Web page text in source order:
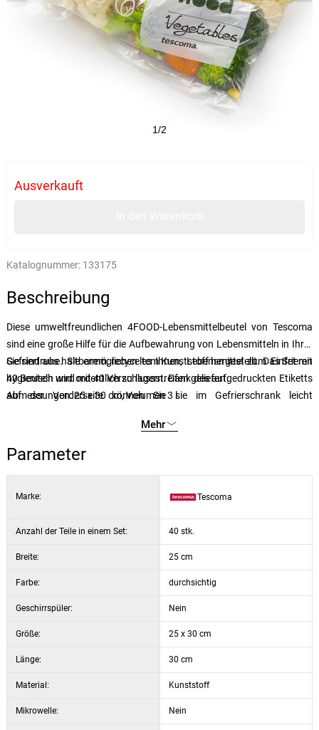
1/2
Ausverkauft
Katalognummer: 133175
Beschreibung
Diese umweltfreundlichen 4FOOD-Lebensmittelbeutel von Tescoma
sind eine große Hilfe für die Aufbewahrung von Lebensmitteln in Ihrer
Gefriertruhe. Sie ermöglichen es Ihnen, Lebensmittel zum Einfrieren
hygienisch und ordentlich zu lagern. Dank des aufgedruckten Etiketts
auf der Vorderseite können Sie sie im Gefrierschrank leicht
Sie sind aus haltbarem, recyceltem Kunststoff hergestellt. Das Set mit
40 Beuteln wird mit 40 Verschlussstreifen geliefert.
Abmessungen: 25 x 30 cm, Volumen 3 l.
Mehr
Parameter
Marke: Tescoma
Anzahl der Teile in einem Set: 40 stk.
Breite: 25 cm
Farbe: durchsichtig
Geschirrspüler: Nein
Größe: 25 x 30 cm
Länge: 30 cm
Material: Kunststoff
Mikrowelle: Nein